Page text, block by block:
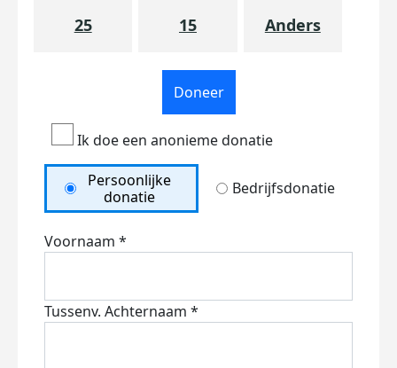
25 15 Anders
Doneer
Ik doe een anonieme donatie
Persoonlijke
donatie
Bedrijfsdonatie
Voornaam *
Tussenv. Achternaam *